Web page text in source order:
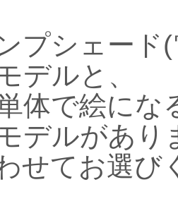
プシェード
デルと、
体で絵に
デルがあり
せてお選び